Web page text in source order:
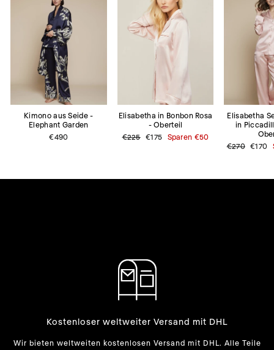
Kimono aus Seide -
Elephant Garden
€490
Elisabetha in Bonbon Rosa
- Oberteil
Normaler
€225 Sonderpreis
€175 Sparen €50
Elisabetha
in
Normaler
€270 €170
Kostenloser weltweiter Versand mit DHL
Wir bieten weltweiten kostenlosen Versand mit DHL. Alle Teile